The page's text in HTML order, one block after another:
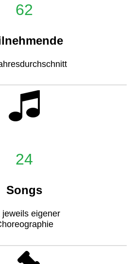
62
24
Songs
jeweils eigener